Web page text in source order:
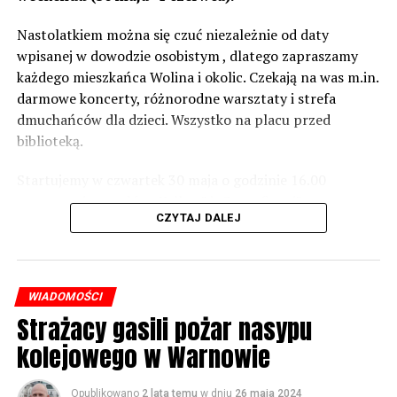
zabezpieczeń. Dopóki nie będzie tych przekroczonych
norm dopuszczalnego hałasu, no to nie możemy nic
zrobić. Tam są odpowiednie normy – 61 i 56 decybeli –
zaznacza.
Foto: Wojciech Basałygo
Nastolatkiem można się czuć niezależnie od daty
wpisanej w dowodzie osobistym , dlatego zapraszamy
każdego mieszkańca Wolina i okolic. Czekają na was m.in.
darmowe koncerty, różnorodne warsztaty i strefa
dmuchańców dla dzieci. Wszystko na placu przed
biblioteką.
występami zespołów „Yellow” i „Specyficzni”.
CZYTAJ DALEJ
WIADOMOŚCI
Strażacy gasili pożar nasypu
kolejowego w Warnowie
Opublikowano 2 lata temu w dniu 26 maja 2024